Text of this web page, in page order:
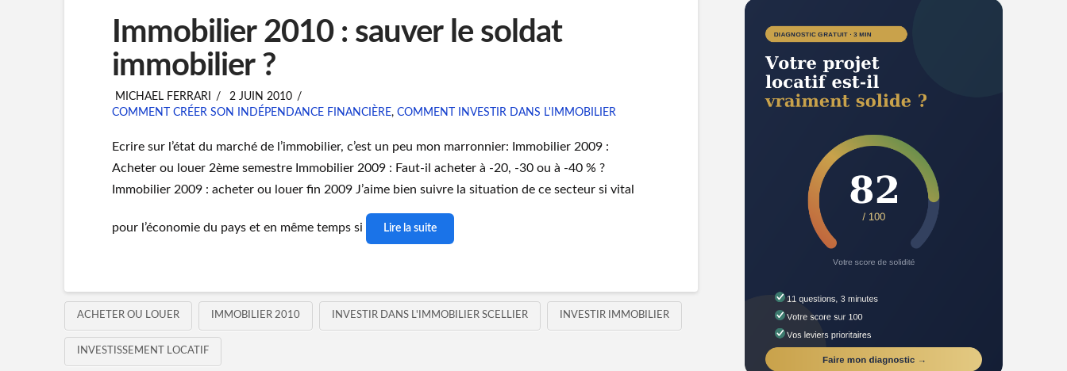
Immobilier 2010 : sauver le soldat
immobilier ?
MICHAEL FERRARI
2 JUIN 2010
COMMENT CRÉER SON INDÉPENDANCE FINANCIÈRE, COMMENT INVESTIR DANS L'IMMOBILIER
Ecrire sur l’état du marché de l’immobilier, c’est un peu mon marronnier: Immobilier 2009 :
Acheter ou louer 2ème semestre Immobilier 2009 : Faut-il acheter à -20, -30 ou à -40 % ?
Immobilier 2009 : acheter ou louer fin 2009 J’aime bien suivre la situation de ce secteur si vital
pour l’économie du pays et en même temps si Lire la suite
ACHETER OU LOUER IMMOBILIER 2010 INVESTIR DANS L'IMMOBILIER SCELLIER INVESTIR IMMOBILIER
INVESTISSEMENT LOCATIF